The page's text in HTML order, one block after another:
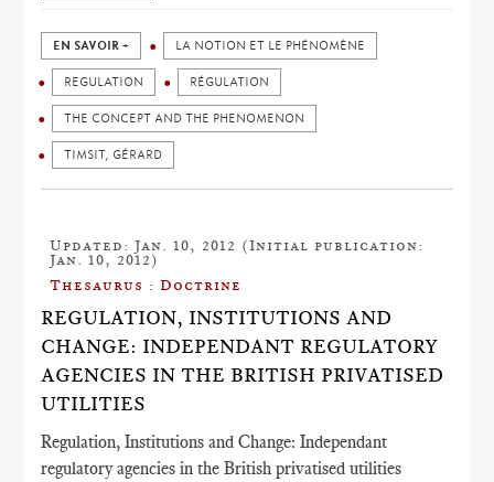
EN SAVOIR + LA NOTION ET LE PHÉNOMÈNE
REGULATION RÉGULATION
THE CONCEPT AND THE PHENOMENON
TIMSIT, GÉRARD
Updated: Jan. 10, 2012 (Initial publication:
Jan. 10, 2012)
Thesaurus : Doctrine
REGULATION, INSTITUTIONS AND
CHANGE: INDEPENDANT REGULATORY
AGENCIES IN THE BRITISH PRIVATISED
UTILITIES
Regulation, Institutions and Change: Independant
regulatory agencies in the British privatised utilities